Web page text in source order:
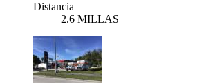
Distancia
2.6 MILLAS